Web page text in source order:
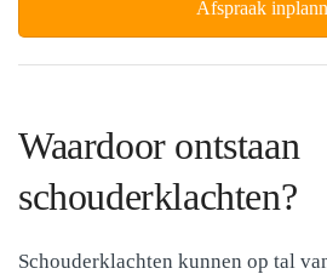
Afspraak
Waardoor ontstaan
schouderklachten?
Schouderklachten kunnen op tal